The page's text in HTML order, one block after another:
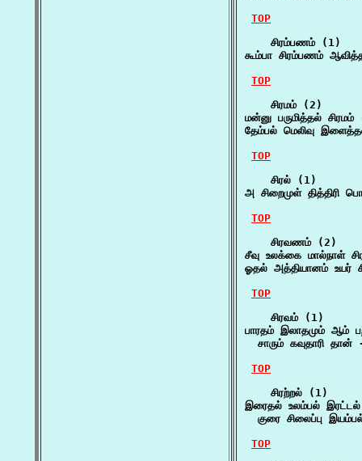
TOP
    சிரம்பணம் (1)
கூம்பா சிரம்பணம்
TOP
    சிரமம் (2)
மன்னு பருமித்தல்
தேம்பல் மெலிவு
TOP
    சிரல் (1)
அ சிறைமுள் தித்திரி
TOP
    சிரவணம் (2)
சீவு உலக்கை மால்நாள்
ஓதல் அத்தியானம் உயர்
TOP
    சிரவம் (1)
பாரதம் இலாதமும் ஆம்
சாரும் கவுதாரி தான்
TOP
    சிரற்றல் (1)
இரைதல் உலம்பல் இரட்டல்
குரை சிலைப்பு
TOP